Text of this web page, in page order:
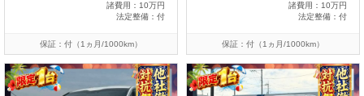
諸費用：10万円
法定整備：付
保証：付（1ヵ月/1000km）
諸費用：10万円
法定整備：付
保証：付（1ヵ月/1000km）